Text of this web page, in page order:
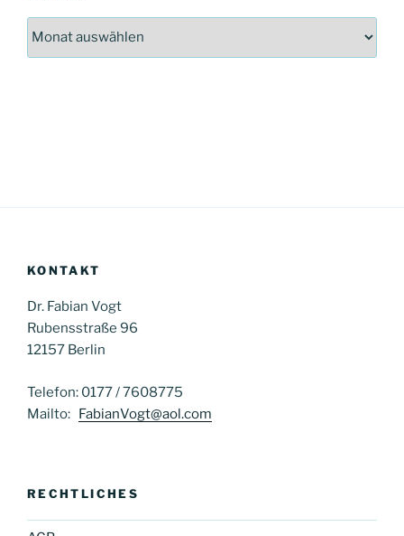
Archiv
KONTAKT
Dr. Fabian Vogt
Rubensstraße 96
12157 Berlin
Telefon: 0177 / 7608775
Mailto: FabianVogt@aol.com
RECHTLICHES